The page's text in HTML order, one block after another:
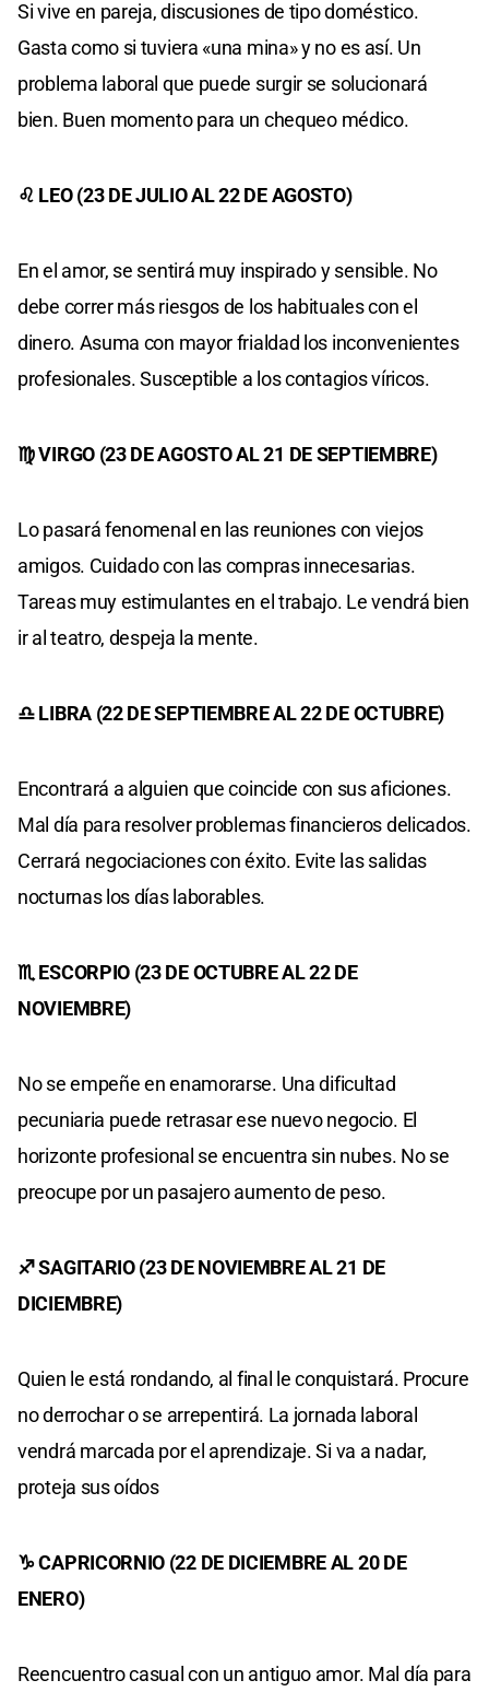
Si vive en pareja, discusiones de tipo doméstico.
Gasta como si tuviera «una mina» y no es así. Un
problema laboral que puede surgir se solucionará
bien. Buen momento para un chequeo médico.
♌ LEO (23 DE JULIO AL 22 DE AGOSTO)
En el amor, se sentirá muy inspirado y sensible. No
debe correr más riesgos de los habituales con el
dinero. Asuma con mayor frialdad los inconvenientes
profesionales. Susceptible a los contagios víricos.
♍ VIRGO (23 DE AGOSTO AL 21 DE SEPTIEMBRE)
Lo pasará fenomenal en las reuniones con viejos
amigos. Cuidado con las compras innecesarias.
Tareas muy estimulantes en el trabajo. Le vendrá bien
ir al teatro, despeja la mente.
♎ LIBRA (22 DE SEPTIEMBRE AL 22 DE OCTUBRE)
Encontrará a alguien que coincide con sus aficiones.
Mal día para resolver problemas financieros delicados.
Cerrará negociaciones con éxito. Evite las salidas
nocturnas los días laborables.
♏ ESCORPIO (23 DE OCTUBRE AL 22 DE
NOVIEMBRE)
No se empeñe en enamorarse. Una dificultad
pecuniaria puede retrasar ese nuevo negocio. El
horizonte profesional se encuentra sin nubes. No se
preocupe por un pasajero aumento de peso.
♐ SAGITARIO (23 DE NOVIEMBRE AL 21 DE
DICIEMBRE)
Quien le está rondando, al final le conquistará. Procure
no derrochar o se arrepentirá. La jornada laboral
vendrá marcada por el aprendizaje. Si va a nadar,
proteja sus oídos
♑ CAPRICORNIO (22 DE DICIEMBRE AL 20 DE
ENERO)
Reencuentro casual con un antiguo amor. Mal día para